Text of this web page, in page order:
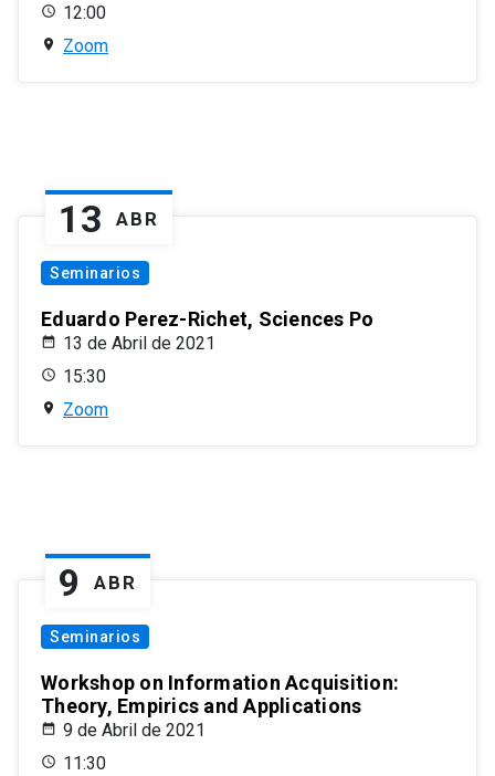
12:00
Zoom
13 ABR
Seminarios
Eduardo Perez-Richet, Sciences Po
13 de Abril de 2021
15:30
Zoom
9 ABR
Seminarios
Workshop on Information Acquisition:
Theory, Empirics and Applications
9 de Abril de 2021
11:30